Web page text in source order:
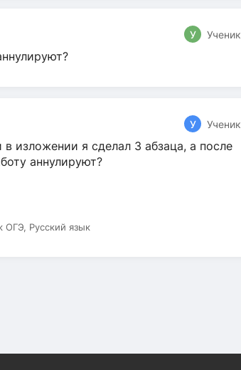
У Ученик
У Ученик
изложении я сделал 3 абзаца, а после
аннулируют?
ОГЭ, Русский язык